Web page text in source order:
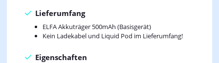
Lieferumfang
ELFA Akkuträger 500mAh (Basisgerät)
Kein Ladekabel und Liquid Pod im Lieferumfang!
Eigenschaften